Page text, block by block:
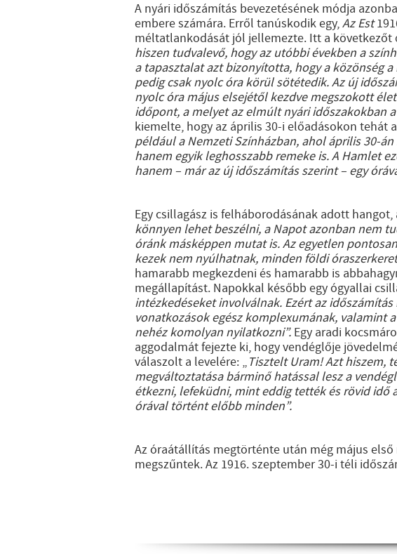
A nyári időszámítás bevezetésének módja
embere számára. Erről tanúskodik egy,Az Est
méltatlankodását jól jellemezte. Itt a következőt
hiszen tudvalevő, hogy az utóbbi években a
a tapasztalat azt bizonyította, hogy a közönség
pedig csak nyolc óra körül sötétedik. Az új
nyolc óra május elsejétől kezdve megszokott
időpont, a melyet az elmúlt nyári időszakokban
kiemelte, hogy az április 30-i előadásokon tehát
például a Nemzeti Színházban, ahol április 30-
hanem egyik leghosszabb remeke is. A Hamlet
hanem – már az új időszámítás szerint – egy
Egy csillagász is felháborodásának adott
könnyen lehet beszélni, a Napot azonban nem
óránk másképpen mutat is. Az egyetlen
kezek nem nyúlhatnak, minden földi
hamarabb megkezdeni és hamarabb is
megállapítást. Napokkal később egy ógyallai
intézkedéseket involválnak. Ezért az
vonatkozások egész komplexumának, valamint
nehéz komolyan nyilatkozni”. Egy aradi
aggodalmát fejezte ki, hogy vendéglője
válaszolt a levelére: „Tisztelt Uram! Azt hiszem,
megváltoztatása bárminő hatással lesz a
étkezni, lefeküdni, mint eddig tették és rövid
órával történt előbb minden”.
Az óraátállítás megtörténte után még május
megszűntek. Az 1916. szeptember 30-i téli